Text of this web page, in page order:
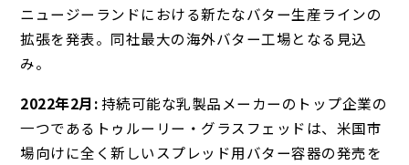
ニュージーランドにおける新たなバター生産ラインの
拡張を発表。同社最大の海外バター工場となる見込
み。
2022年2月:持続可能な乳製品メーカーのトップ企業の
一つであるトゥルーリー・グラスフェッドは、米国市
場向けに全く新しいスプレッド用バター容器の発売を